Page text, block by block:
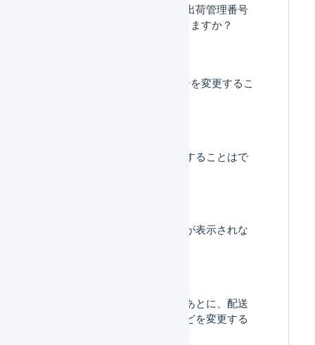
出荷指示書や納品書の出荷管理番号
をQRコードで印字できますか？
1度登録した送り状番号を変更するこ
出荷伝票を一括で編集することはで
出荷指示書に集合包装が表示されな
出荷作業中に移動したあとに、配送
方法やお届け希望日などを変更する